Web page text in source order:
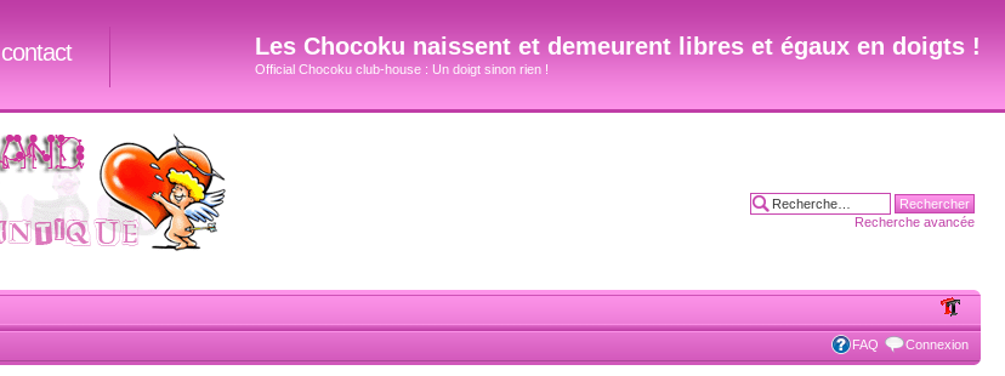
Les Chocoku naissent et demeurent libres et égaux en doigts !
Official Chocoku club-house : Un doigt sinon rien !
contact
Recherche avancée
FAQ Connexion